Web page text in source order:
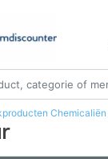
Chemicaliën